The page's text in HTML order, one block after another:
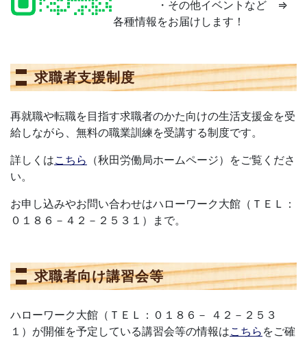
・その他イベントなど ⇒
各種情報をお届けします！
求職者支援制度
再就職や転職を目指す求職者のかた向けの生活支援金を受
給しながら、無料の職業訓練を受講する制度です。
詳しくはこちら （秋田労働局ホームページ）をご覧くださ
い。
お申し込みやお問い合わせはハローワーク大館（ＴＥＬ：
０１８６－４２－２５３１）まで。
求職者向け講習会等
ハローワーク大館（ＴＥＬ：０１８６－ ４２－２５３
１）が開催を予定している講習会等の情報はこちら をご確